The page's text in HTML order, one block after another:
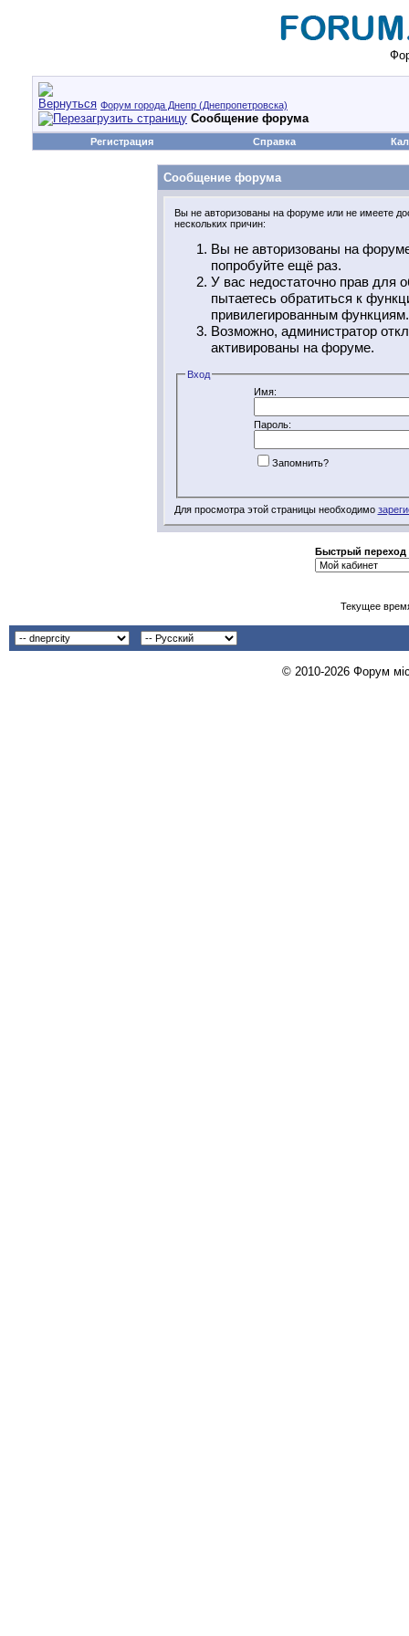
Форум города Днепр (Днепропетровска)
Сообщение форума
Регистрация Справка
Сообщение форума
Вы не авторизованы на форуме или не имеете
нескольких причин:
Вы не авторизованы на
попробуйте ещё раз.
У вас недостаточно прав для
пытаетесь обратиться к
привилегированным функциям.
Возможно, администратор
активированы на форуме.
Вход
Имя:
Пароль:
Запомнить?
Для просмотра этой страницы необходимо
Быстрый переход
Текущее
© 2010-2026 Форум